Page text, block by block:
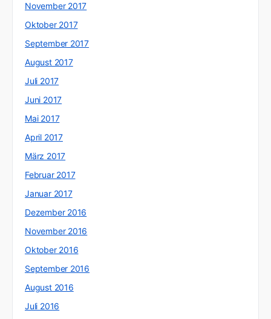
November 2017
Oktober 2017
September 2017
August 2017
Juli 2017
Juni 2017
Mai 2017
April 2017
März 2017
Februar 2017
Januar 2017
Dezember 2016
November 2016
Oktober 2016
September 2016
August 2016
Juli 2016